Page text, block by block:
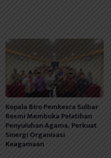
Kepala Biro Pemkesra Sulbar
Resmi Membuka Pelatihan
Penyuluhan Agama, Perkuat
Sinergi Organisasi
Keagamaan